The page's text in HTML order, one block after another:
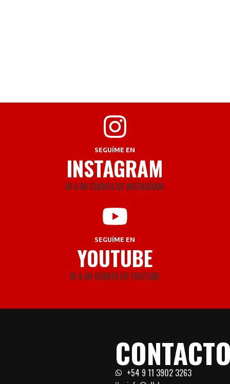
SEGUÍME EN
INSTAGRAM
IR A MI CUENTA DE INSTAGRAM
SEGUÍME EN
YOUTUBE
IR A MI CUENTA DE YOUTUBE
+54 9 11 3902 3263